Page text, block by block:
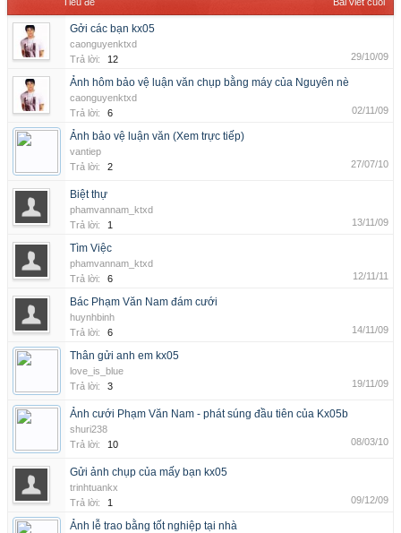
Gởi các bạn kx05
caonguyenktxd
Trả lời:
12 29/10/09
Ảnh hôm bảo vệ luận văn chụp bằng máy của Nguyên nè
caonguyenktxd
Trả lời:
6 02/11/09
Ảnh bảo vệ luận văn (Xem trực tiếp)
vantiep
Trả lời:
2 27/07/10
Biệt thự
phamvannam_ktxd
Trả lời:
1 13/11/09
Tìm Việc
phamvannam_ktxd
Trả lời:
6 12/11/11
Bác Phạm Văn Nam đám cưới
huynhbinh
Trả lời:
6 14/11/09
Thân gửi anh em kx05
love_is_blue
Trả lời:
3 19/11/09
Ảnh cưới Phạm Văn Nam - phát súng đầu tiên của Kx05b
shuri238
Trả lời:
10 08/03/10
Gửi ảnh chụp của mấy bạn kx05
trinhtuankx
Trả lời:
1 09/12/09
Ảnh lễ trao bằng tốt nghiệp tại nhà